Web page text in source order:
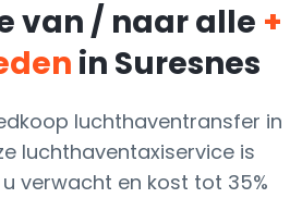
van / naar alle +
in Suresnes
luchthaventransfer in
luchthaventaxiservice is
verwacht en kost tot 35%